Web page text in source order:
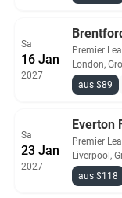
Sa
16 Jan
2027
Premier
London,
aus $89
Sa
23 Jan
2027
Everton
Premier
Liverpool,
aus $118